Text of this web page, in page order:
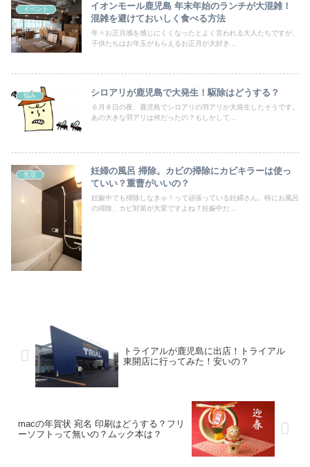
イベント
イオンモール鹿児島 年末年始のランチが大混雑！
混雑を避けておいしく食べる方法
年々お正月感を感じにくくなったとよく言われる大人たちですが、
子供たちはお年玉がもらえるお正月が大好き...
悩み シロアリが鹿児島で大発生！駆除はどうする？
６月８日の夜、鹿児島でシロアリの羽アリが大発生したそうです。
あの大きな羽アリは何だったの？もしかして...
生活
妊婦の風呂 掃除。カビの掃除にカビキラーは使っ
ていい？重曹がいいの？
妊娠中でも掃除しなきゃ！って頑張っている妊婦さん。特にお風呂
の掃除、カビ対策が大変ですよね？妊娠中だ...
トライアルが鹿児島に出店！トライアル
東開店に行ってみた！安いの？
macの年賀状 宛名 印刷はどうする？フリ
ーソフトって無いの？ムック本は？